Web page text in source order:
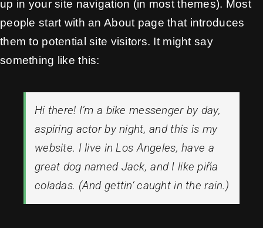
up in your site navigation (in most themes). Most
people start with an About page that introduces
them to potential site visitors. It might say
something like this:
Hi there! I’m a bike messenger by day,
aspiring actor by night, and this is my
website. I live in Los Angeles, have a
great dog named Jack, and I like piña
coladas. (And gettin‘ caught in the rain.)